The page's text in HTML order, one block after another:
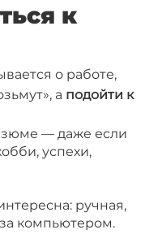
к
о работе,
а подойти к
— даже если
успехи,
ручная,
компьютером.